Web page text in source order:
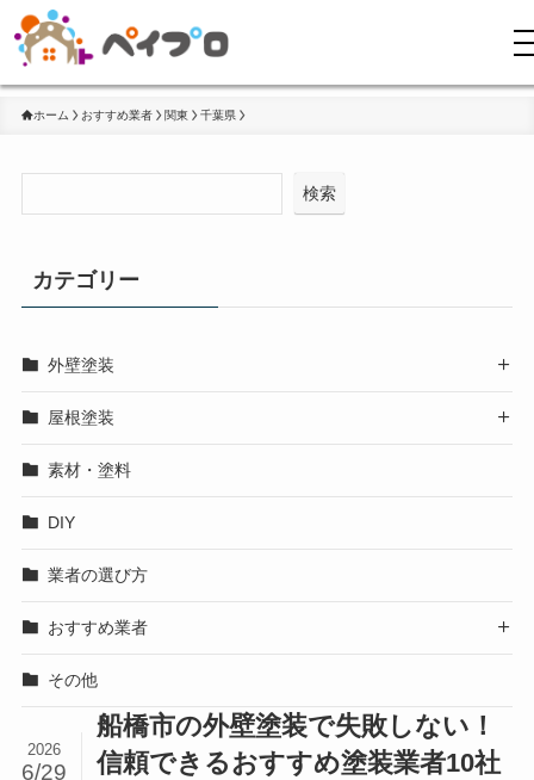
ホーム おすすめ業者 関東 千葉県
船橋市の外壁塗装で失敗しない！
信頼できるおすすめ塗装業者10社
2026
6/29
検索
カテゴリー
外壁塗装 
屋根塗装 
素材・塗料
DIY
業者の選び方
おすすめ業者 
その他